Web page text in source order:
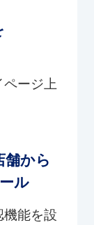
ページ上
舗から
ル
機能を設